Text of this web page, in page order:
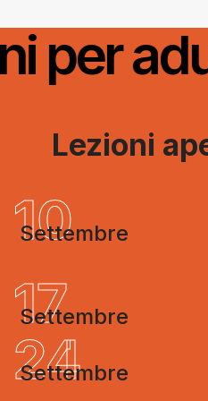
per
Lezioni
10
Settembre
17
Settembre
24
Settembre